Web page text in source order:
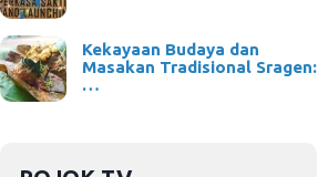
Kekayaan Budaya dan
Masakan Tradisional Sragen:
…